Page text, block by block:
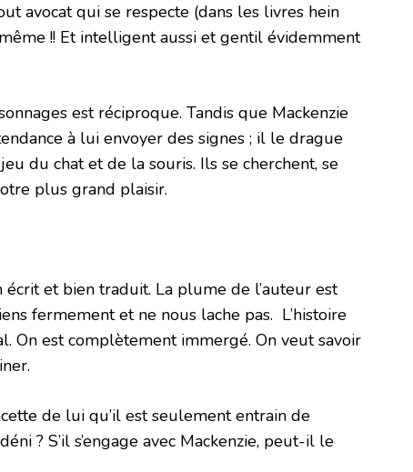
avocat qui se respecte (dans les livres hein
!! Et intelligent aussi et gentil évidemment
est réciproque. Tandis que Mackenzie
à lui envoyer des signes ; il le drague
du chat et de la souris. Ils se cherchent, se
plus grand plaisir.
écrit et bien traduit. La plume de l’auteur est
fermement et ne nous lache pas. L’histoire
On est complètement immergé. On veut savoir
de lui qu’il est seulement entrain de
? S’il s’engage avec Mackenzie, peut-il le